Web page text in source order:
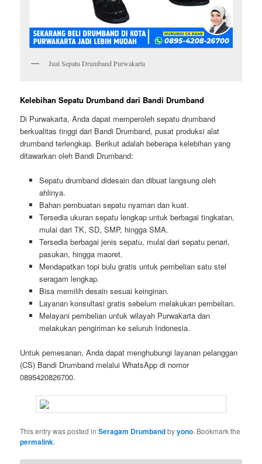
Jual Sepatu Drumband Purwakarta
Kelebihan Sepatu Drumband dari Bandi Drumband
Di Purwakarta, Anda dapat memperoleh sepatu drumband
berkualitas tinggi dari Bandi Drumband, pusat produksi alat
drumband terlengkap. Berikut adalah beberapa kelebihan yang
ditawarkan oleh Bandi Drumband:
Sepatu drumband didesain dan dibuat langsung oleh
ahlinya.
Bahan pembuatan sepatu nyaman dan kuat.
Tersedia ukuran sepatu lengkap untuk berbagai tingkatan,
mulai dari TK, SD, SMP, hingga SMA.
Tersedia berbagai jenis sepatu, mulai dari sepatu penari,
pasukan, hingga maoret.
Mendapatkan topi bulu gratis untuk pembelian satu stel
seragam lengkap.
Bisa memilih desain sesuai keinginan.
Layanan konsultasi gratis sebelum melakukan pembelian.
Melayani pembelian untuk wilayah Purwakarta dan
melakukan pengiriman ke seluruh Indonesia.
Untuk pemesanan, Anda dapat menghubungi layanan pelanggan
(CS) Bandi Drumband melalui WhatsApp di nomor
0895420826700.
This entry was posted inSeragam Drumbandbyyono. Bookmark the
permalink.